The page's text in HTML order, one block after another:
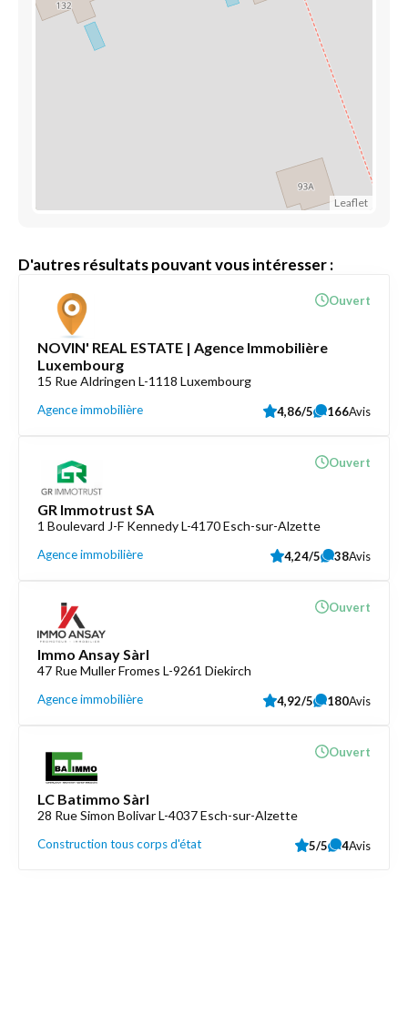
Leaflet
D'autres résultats pouvant vous intéresser :
NOVIN' REAL ESTATE | Agence Immobilière
Luxembourg
15 Rue Aldringen L-1118 Luxembourg
Agence immobilière
Ouvert
4,86/5 166Avis
GR Immotrust SA
1 Boulevard J-F Kennedy L-4170 Esch-sur-Alzette
Agence immobilière
Ouvert
4,24/5 38Avis
Immo Ansay Sàrl
47 Rue Muller Fromes L-9261 Diekirch
Agence immobilière
Ouvert
4,92/5 180Avis
LC Batimmo Sàrl
28 Rue Simon Bolivar L-4037 Esch-sur-Alzette
Construction tous corps d'état
Ouvert
5/5 4Avis